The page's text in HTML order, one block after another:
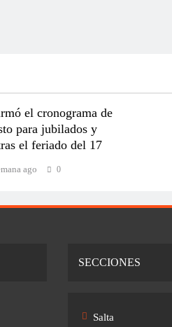
el cronograma de
para jubilados y
el feriado del 17
ago 0
SECCIONES
Salta